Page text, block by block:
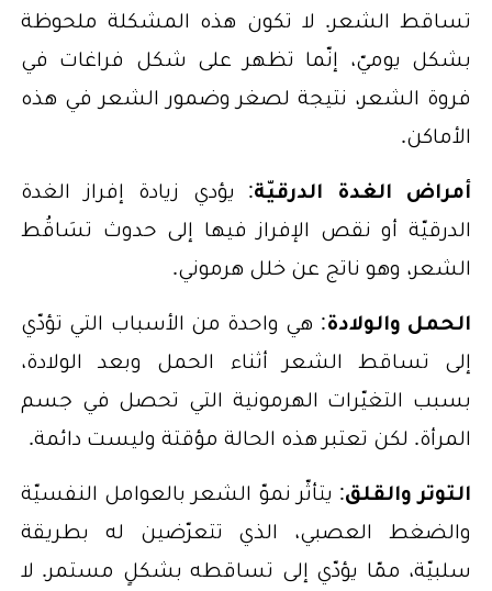
تساقط الشعر. لا تكون هذه المشكلة ملحوظة
بشكل يوميّ، إنّما تظهر على شكل فراغات في
فروة الشعر، نتيجة لصغر وضمور الشعر في هذه
الأماكن.
أمراض الغدة الدرقيّة: يؤدي زيادة إفراز الغدة
الدرقيّة أو نقص الإفراز فيها إلى حدوث تسَاقُط
الشعر، وهو ناتج عن خلل هرموني.
الحمل والولادة: هي واحدة من الأسباب التي تؤدّي
إلى تساقط الشعر أثناء الحمل وبعد الولادة،
بسبب التغيّرات الهرمونية التي تحصل في جسم
المرأة. لكن تعتبر هذه الحالة مؤقتة وليست دائمة.
التوتر والقلق: يتأثّر نموّ الشعر بالعوامل النفسيّة
والضغط العصبي، الذي تتعرّضين له بطريقة
سلبيّة، ممّا يؤدّي إلى تساقطه بشكلٍ مستمر. لا